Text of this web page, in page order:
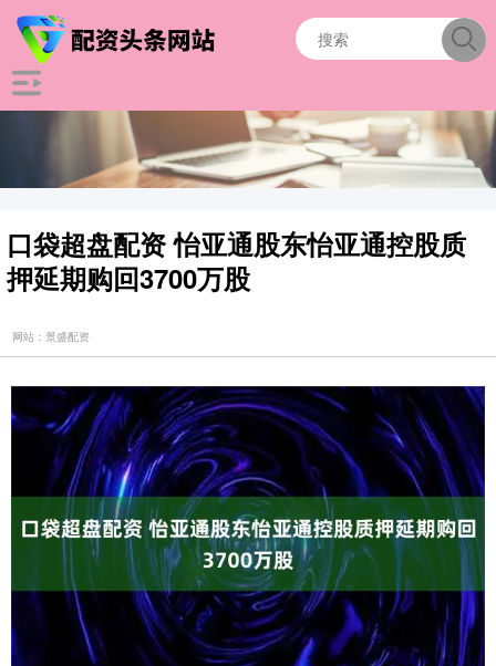
口袋超盘配资 怡亚通股东怡亚通控股质
押延期购回3700万股
网站：景盛配资